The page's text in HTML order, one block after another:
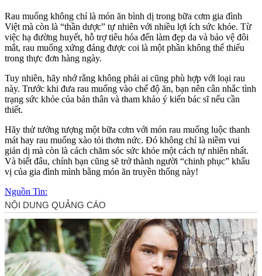
Rau muống không chỉ là món ăn bình dị trong bữa cơm gia đình
Việt mà còn là “thần dược” tự nhiên với nhiều lợi ích sức khỏe. Từ
việc hạ đường huyết, hỗ trợ tiêu hóa đến làm đẹp da và bảo vệ đôi
mắt, rau muống xứng đáng được coi là một phần không thể thiếu
trong thực đơn hàng ngày.
Tuy nhiên, hãy nhớ rằng không phải ai cũng phù hợp với loại rau
này. Trước khi đưa rau muống vào chế độ ăn, bạn nên cân nhắc tình
trạng sức khỏe của bản thân và tham khảo ý kiến bác sĩ nếu cần
thiết.
Hãy thử tưởng tượng một bữa cơm với món rau muống luộc thanh
mát hay rau muống xào tỏi thơm nức. Đó không chỉ là niềm vui
giản dị mà còn là cách chăm sóc sức khỏe một cách tự nhiên nhất.
Và biết đâu, chính bạn cũng sẽ trở thành người “chinh phục” khẩu
vị của gia đình mình bằng món ăn truyền thống này!
Nguồn Tin: